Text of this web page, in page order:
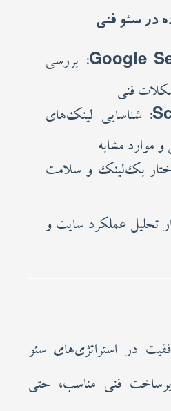
سئو فنی
Google: بررسی
فنی
شناسایی لینک‌های
مشابه
بک‌لینک و سلامت
عملکرد سایت و
در استراتژی‌های سئو
فنی مناسب، حتی